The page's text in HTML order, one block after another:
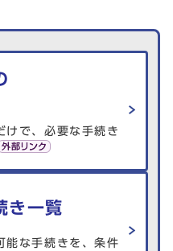
けで、必要な手続き
き一覧
能な手続きを、条件